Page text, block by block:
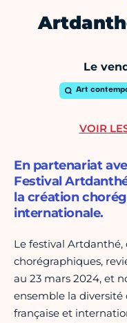
Le
Art
En partenariat
Festival
la création
internationale.
Le festival
chorégraphiques,
au 23 mars 2024, et
ensemble la
française et
VOIR